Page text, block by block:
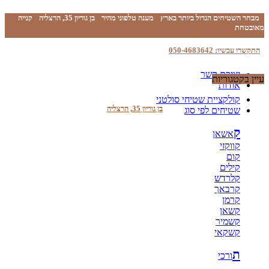
מבחר השטיחים הגדול ביותר בארץ מענה טלפוני מהיר בן גוריון 35, הרצליה
קנייה
מאובטחת
התקשרו עכשיו: 050-4683642
יצירת קשר
אודות
בן גוריון 35, הרצליה
עיין בקטגוריות
קולקציית שטיחי סולטני
שטיחים לפי סוג
קאשאן
קווקזי
קום
קילים
קלרדש
קרבאך
קרמן
קשאן
קשמיר
קשקאי
תורכי